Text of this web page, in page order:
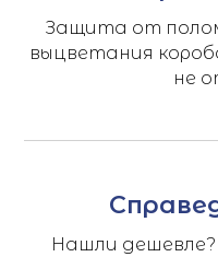
Защита от
выцветания
не
Нашли